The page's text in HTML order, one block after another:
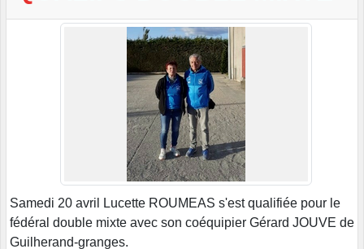
Samedi 20 avril Lucette ROUMEAS s'est qualifiée pour le
fédéral double mixte avec son coéquipier Gérard JOUVE de
Guilherand-granges.